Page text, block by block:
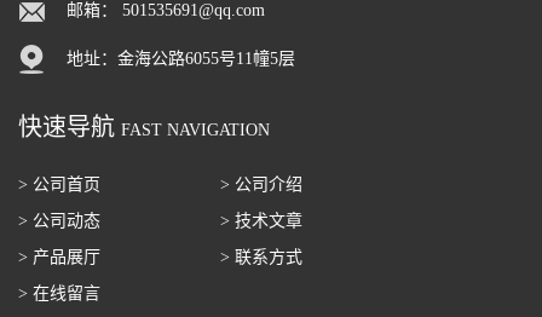
邮箱： 501535691@qq.com
地址：金海公路6055号11幢5层
快速导航 FAST NAVIGATION
> 公司首页
> 公司介绍
> 公司动态
> 技术文章
> 产品展厅
> 联系方式
> 在线留言